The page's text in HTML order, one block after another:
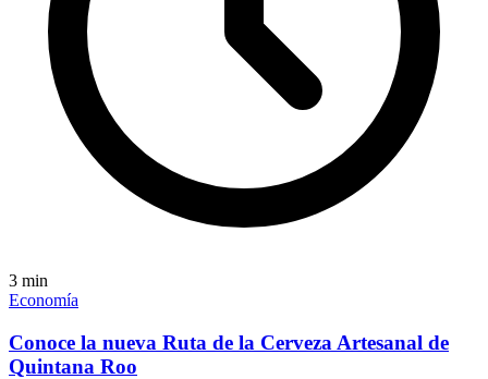
3 min
Economía
Conoce la nueva Ruta de la Cerveza Artesanal de
Quintana Roo